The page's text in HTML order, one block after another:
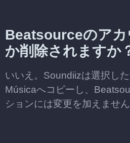
Beatsourceのア
か削除されますか
いいえ。Soundiizは選択し
Músicaへコピーし、
ションには変更を加えません